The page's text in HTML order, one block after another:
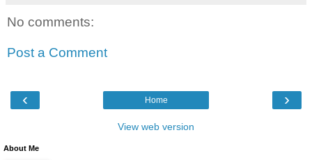
No comments:
Post a Comment
‹ ›
Home
View web version
About Me